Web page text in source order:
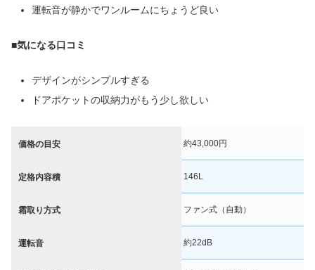
運転音が静かでワンルームにちょうど良い
■気になる口コミ
デザインがシンプルすぎる
ドアポケットの収納力がもう少し欲しい
価格の目安 約43,000円
定格内容積 146L
霜取り方式 ファン式（自動）
運転音 約22dB